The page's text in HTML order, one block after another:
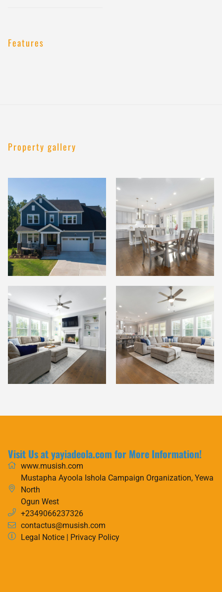
Features
Property gallery
Visit Us at yayiadeola.com for More Information!
www.musish.com
Mustapha Ayoola Ishola Campaign Organization, Yewa
North
Ogun West
+2349066237326
contactus@musish.com
Legal Notice| Privacy Policy